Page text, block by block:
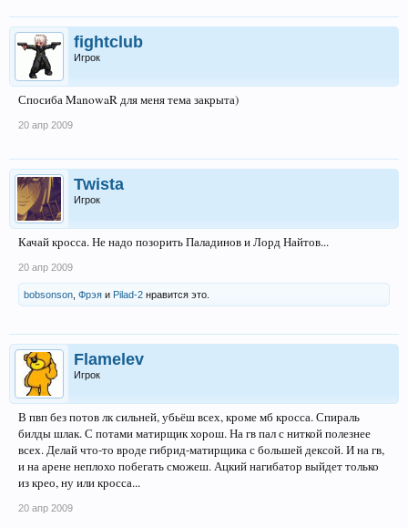
fightclub
Игрок
Спосиба ManowaR для меня тема закрыта)
20 апр 2009
Twista
Игрок
Качай кросса. Не надо позорить Паладинов и Лорд Найтов...
20 апр 2009
bobsonson Фрэя и Pilad-2 нравится это.
Flamelev
Игрок
В пвп без потов лк сильней, убьёш всех, кроме мб кросса. Спираль
билды шлак. С потами матирщик хорош. На гв пал с ниткой полезнее
всех. Делай что-то вроде гибрид-матирщика с большей дексой. И на гв,
и на арене неплохо побегать сможеш. Ацкий нагибатор выйдет только
из крео, ну или кросса...
20 апр 2009